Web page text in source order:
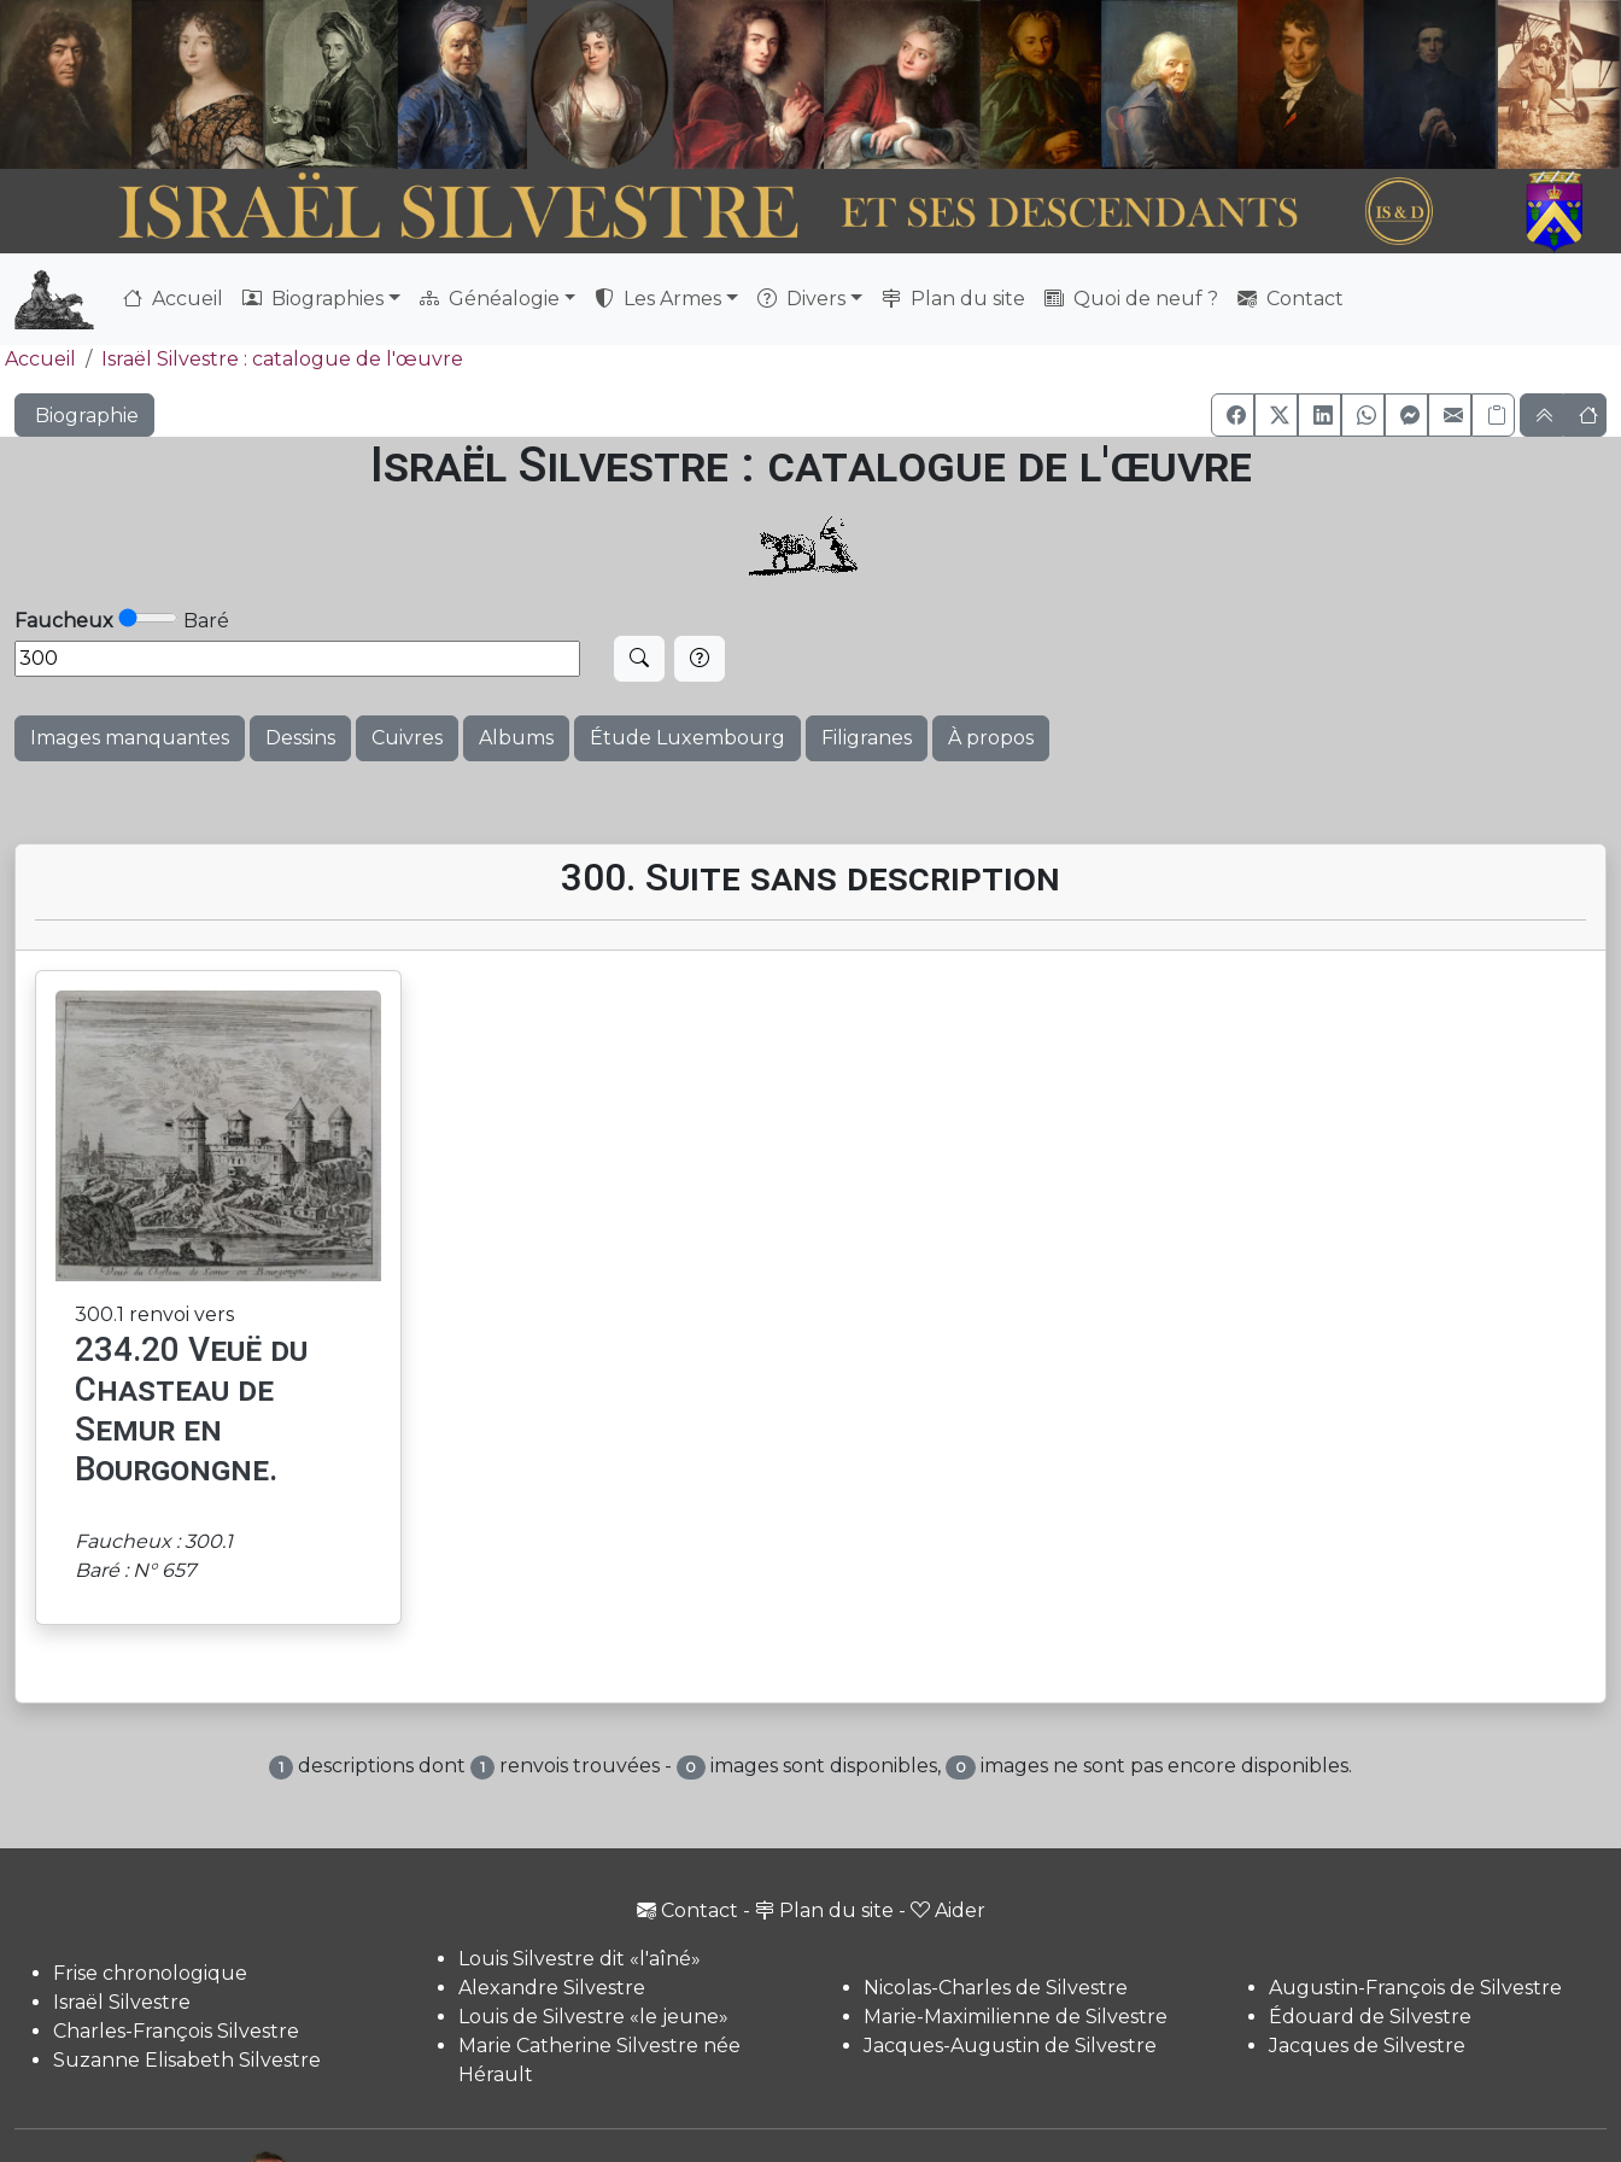
Accueil Biographies Généalogie Les Armes Divers Plan du site Quoi de neuf ? Contact
Accueil Israël Silvestre : catalogue de l'œuvre
Biographie
Israël Silvestre : catalogue de l'œuvre
Faucheux Baré
Images manquantes Dessins Cuivres Albums Étude Luxembourg Filigranes À propos
300. Suite sans description
300.1 renvoi vers
234.20 Veuë du
Chasteau de
Semur en
Bourgongne.
Faucheux : 300.1
Baré : N° 657
1 descriptions dont 1 renvois trouvées - 0 images sont disponibles, 0 images ne sont pas encore disponibles.
Contact - Plan du site - Aider
Frise chronologique
Israël Silvestre
Charles-François Silvestre
Suzanne Elisabeth Silvestre
Louis Silvestre dit «l'aîné»
Alexandre Silvestre
Louis de Silvestre «le jeune»
Marie Catherine Silvestre née
Hérault
Nicolas-Charles de Silvestre
Marie-Maximilienne de Silvestre
Jacques-Augustin de Silvestre
Augustin-François de Silvestre
Édouard de Silvestre
Jacques de Silvestre